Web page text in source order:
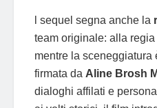
l sequel segna anche la
team originale: alla regia
mentre la sceneggiatura
firmata da Aline Brosh
dialoghi affilati e